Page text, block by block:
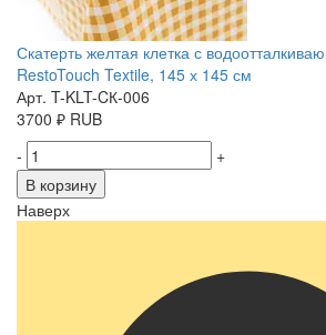
Скатерть желтая клетка с
RestoTouch Textile, 145 х 145 см
Арт. T-KLT-CК-006
3700 ₽ RUB
-
+
В корзину
Наверх